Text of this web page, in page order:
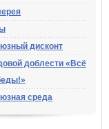
дисконт
доблести «Всё
среда